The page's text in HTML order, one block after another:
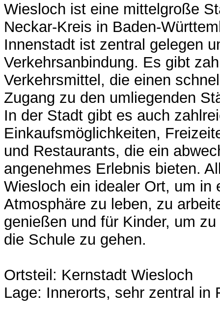
Wiesloch ist eine mittelgroße
Neckar-Kreis in Baden-
Innenstadt ist zentral gelegen
Verkehrsanbindung. Es gibt
Verkehrsmittel, die einen
Zugang zu den umliegenden
In der Stadt gibt es auch
Einkaufsmöglichkeiten,
und Restaurants, die ein
angenehmes Erlebnis bieten.
Wiesloch ein idealer Ort, um in
Atmosphäre zu leben, zu
genießen und für Kinder, um
die Schule zu gehen.
Ortsteil: Kernstadt Wiesloch
Lage: Innerorts, sehr zentral in